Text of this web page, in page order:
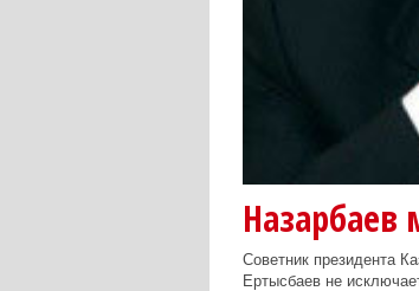
Назарбаев
Советник президента
Ертысбаев не